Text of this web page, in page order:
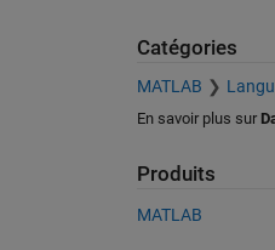
Catégories
MATLAB
En savoir plus sur
Produits
MATLAB